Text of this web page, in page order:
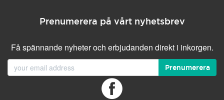
Prenumerera på vårt nyhetsbrev
Få spännande nyheter och erbjudanden direkt i inkorgen.
Prenumerera